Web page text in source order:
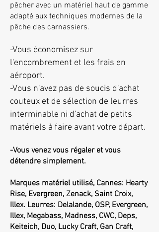
pêcher avec un matériel haut de gamme
adapté aux techniques modernes de la
pêche des carnassiers.
-Vous économisez sur
l'encombrement et les frais en
aéroport.
-Vous n'avez pas de soucis d'achat
couteux et de sélection de leurres
interminable ni d'achat de petits
matériels à faire avant votre départ.
-Vous venez vous régaler et vous
détendre simplement.
Marques matériel utilisé, Cannes: Hearty
Rise, Evergreen, Zenack, Saint Croix,
Illex. Leurres: Delalande, OSP, Evergreen,
Illex, Megabass, Madness, CWC, Deps,
Keiteich, Duo, Lucky Craft, Gan Craft,